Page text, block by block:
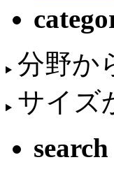
分野か
サイズ
search